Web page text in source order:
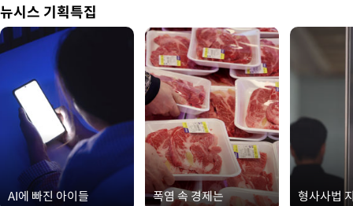
뉴시스 기획특집
AI에 빠진 아이들 폭염 속 경제는 형사사법